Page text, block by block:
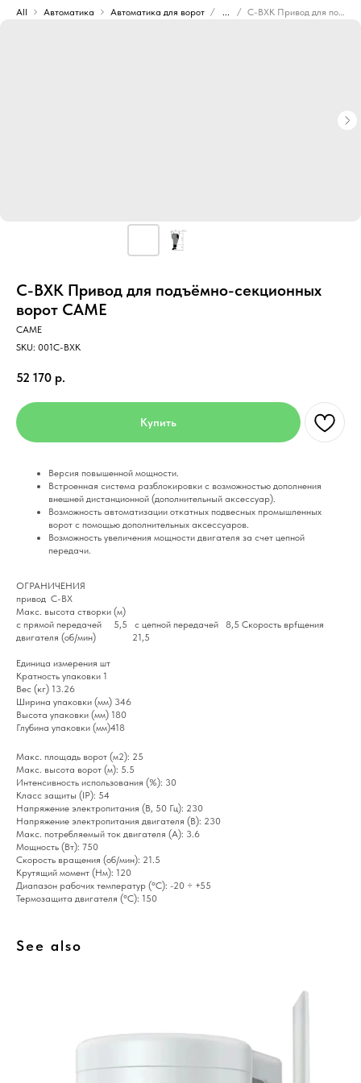
All Автоматика Автоматика для ворот ... C-BXK Привод для подъёмно-секционных ворот CAME
C-BXK Привод для подъёмно-секционных
ворот CAME
CAME
SKU: 001C-BXK
52 170 р.
Купить
Версия повышенной мощности.
Встроенная система разблокировки с возможностью дополнения
внешней дистанционной (дополнительный аксессуар).
Возможность автоматизации откатных подвесных промышленных
ворот с помощью дополнительных аксессуаров.
Возможность увеличения мощности двигателя за счет цепной
передачи.
ОГРАНИЧЕНИЯ
привод С-ВХ
Макс. высота створки (м)
с прямой передачей 5,5 с цепной передачей 8,5 Скорость врfщения
двигателя (об/мин) 21,5
Единица измерения шт
Кратность упаковки 1
Вес (кг) 13.26
Ширина упаковки (мм) 346
Высота упаковки (мм) 180
Глубина упаковки (мм)418
Макс. площадь ворот (м2): 25
Макс. высота ворот (м): 5.5
Интенсивность использования (%): 30
Класс защиты (IP): 54
Напряжение электропитания (В, 50 Гц): 230
Напряжение электропитания двигателя (В): 230
Макс. потребляемый ток двигателя (A): 3.6
Мощность (Вт): 750
Скорость вращения (об/мин): 21.5
Крутящий момент (Нм): 120
Диапазон рабочих температур (°C): -20 ÷ +55
Термозащита двигателя (°C): 150
See also